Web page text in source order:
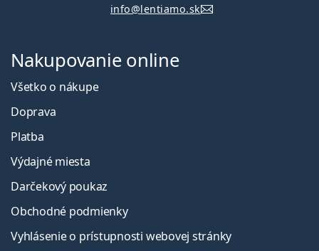
info@lentiamo.sk
Nakupovanie online
Všetko o nákupe
Doprava
Platba
Výdajné miesta
Darčekový poukaz
Obchodné podmienky
Vyhlásenie o prístupnosti webovej stránky